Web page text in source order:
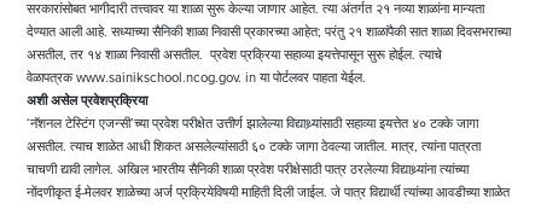
सरकारांसोबत भागीदारी तत्त्वावर या शाळा सुरू केल्या जाणार आहेत. त्या अंतर्गत २१ नव्या शाळांना मान्यता
देण्यात आली आहे. सध्याच्या सैनिकी शाळा निवासी प्रकारच्या आहेत; परंतु २१ शाळांपैकी सात शाळा दिवसभराच्या
असतील, तर १४ शाळा निवासी असतील. प्रवेश प्रक्रिया सहाव्या इयत्तेपासून सुरू होईल. त्याचे
वेळापत्रकwww.sainikschool.ncog.gov. in या पोर्टलवर पाहता येईल.
अशी असेल प्रवेशप्रक्रिया
‘नॅशनल टेस्टिंग एजन्सी’च्या प्रवेश परीक्षेत उत्तीर्ण झालेल्या विद्याथ्र्यांसाठी सहाव्या इयत्तेत ४० टक्के जागा
असतील. त्याच शाळेत आधी शिकत असलेल्यांसाठी ६० टक्के जागा ठेवल्या जातील. मात्र, त्यांना पात्रता
चाचणी द्यावी लागेल. अखिल भारतीय सैनिकी शाळा प्रवेश परीक्षेसाठी पात्र ठरलेल्या विद्याथ्र्यांना त्यांच्या
नोंदणीकृत ई-मेलवर शाळेच्या अर्ज प्रक्रियेविषयी माहिती दिली जाईल. जे पात्र विद्यार्थी त्यांच्या आवडीच्या शाळेत